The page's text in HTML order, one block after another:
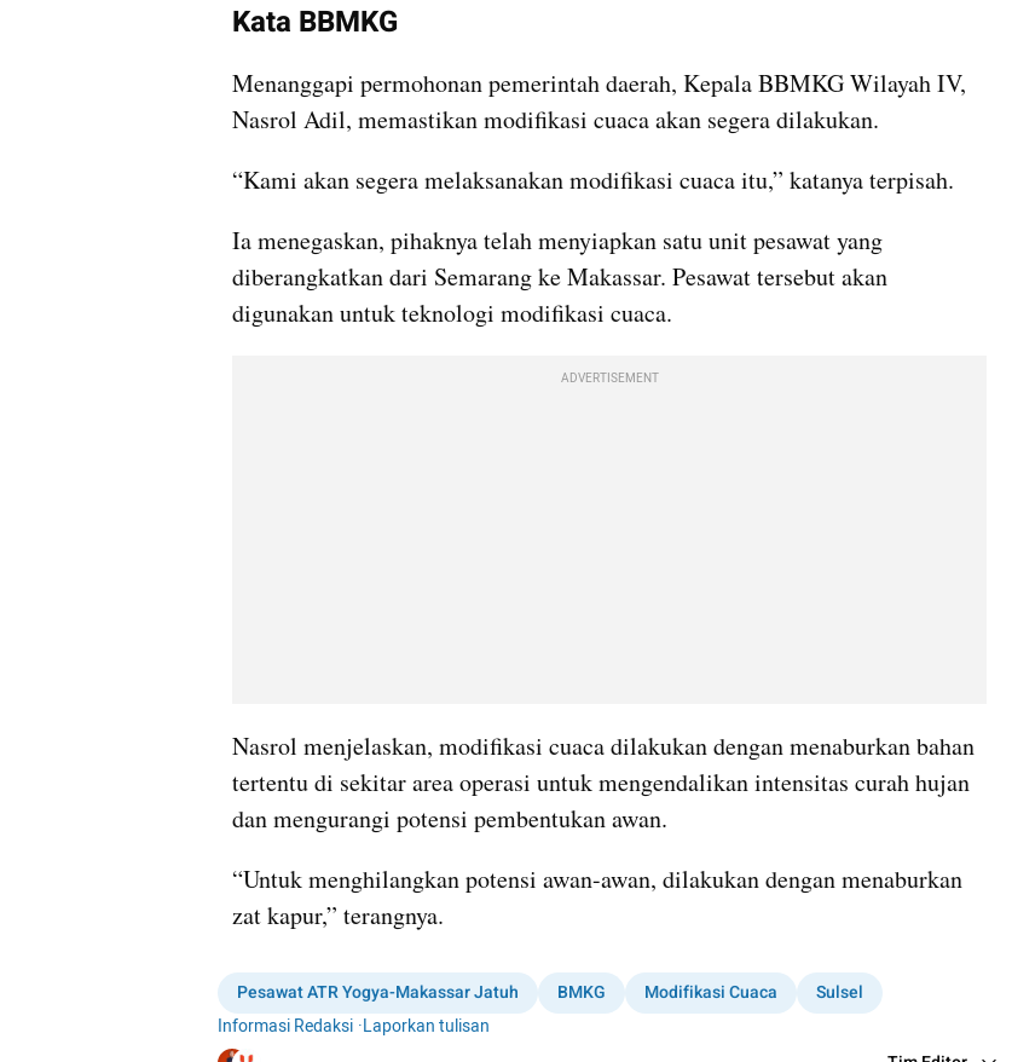
Kata BBMKG
Menanggapi permohonan pemerintah daerah, Kepala BBMKG Wilayah IV,
Nasrol Adil, memastikan modifikasi cuaca akan segera dilakukan.
“Kami akan segera melaksanakan modifikasi cuaca itu,” katanya terpisah.
Ia menegaskan, pihaknya telah menyiapkan satu unit pesawat yang
diberangkatkan dari Semarang ke Makassar. Pesawat tersebut akan
digunakan untuk teknologi modifikasi cuaca.
ADVERTISEMENT
Nasrol menjelaskan, modifikasi cuaca dilakukan dengan menaburkan bahan
tertentu di sekitar area operasi untuk mengendalikan intensitas curah hujan
dan mengurangi potensi pembentukan awan.
“Untuk menghilangkan potensi awan-awan, dilakukan dengan menaburkan
zat kapur,” terangnya.
Pesawat ATR Yogya-Makassar Jatuh BMKG Modifikasi Cuaca
Sulsel
Informasi Redaksi ·Laporkan tulisan